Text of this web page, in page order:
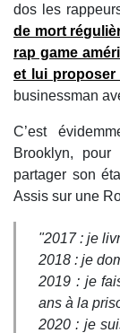
dos les
de mort
rap game
et lui proposer
businessman
C’est
Brooklyn,
partager son
Assis sur une
"2017 : je
2018 : je
2019 : je
ans à la
2020 : je